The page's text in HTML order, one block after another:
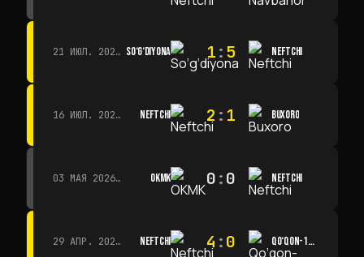
21 ИЮЛ. 2026 Г. · 15:00 SO‘G‘DIYONA 1:5 NEFTCHI
16 ИЮЛ. 2026 Г. · 15:00 NEFTCHI 2 : 1 BUXORO
03 МАЯ 2026 Г. · 12:00 OKMK 0:0 NEFTCHI
29 АПР. 2026 Г. · 14:00 NEFTCHI 4 :0 QO‘QON-1912